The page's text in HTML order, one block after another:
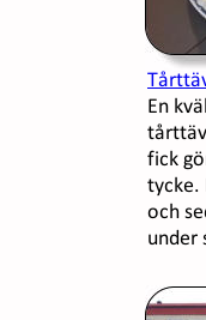
En
fick
tycke.
och
under